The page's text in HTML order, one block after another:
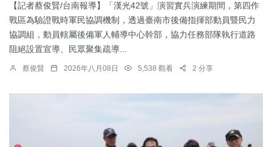
【記者蔡俊賢/台南報導】「漢光42號」演習實兵演練期間，第四作
戰區為驗證戰時軍民協調機制，透過臺南市後備指揮部動員暨民力
協調組，動員轄屬後備軍人輔導中心幹部，協力任務部隊執行道路
阻絕設置宣導、民眾聚集疏導...
蔡俊賢 2026年八月08日 5,538 觀看 2 分享